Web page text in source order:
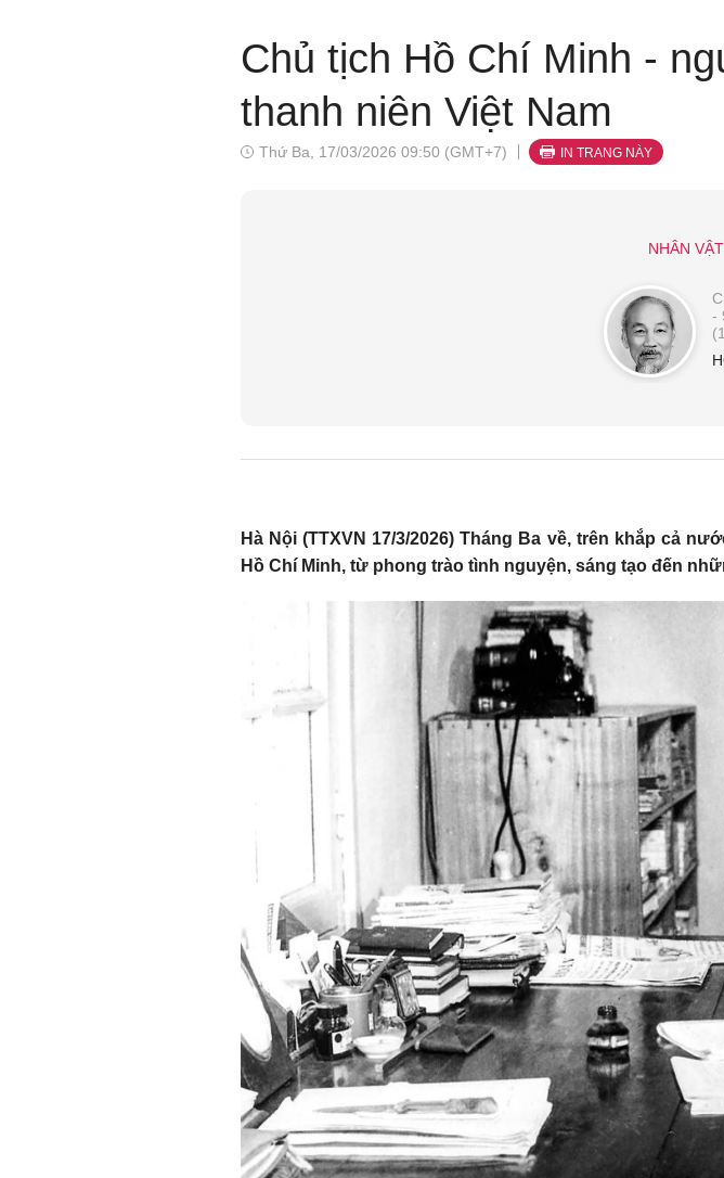
Chủ tịch Hồ Chí Minh -
thanh niên Việt Nam
Thứ Ba, 17/03/2026 09:50 (GMT+7) IN TRANG NÀY
NHÂN
-
Hà Nội (TTXVN 17/3/2026) Tháng Ba về, trên khắp cả
Hồ Chí Minh, từ phong trào tình nguyện, sáng tạo đến